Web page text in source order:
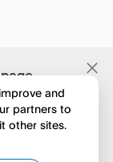
and
partners to
other sites.